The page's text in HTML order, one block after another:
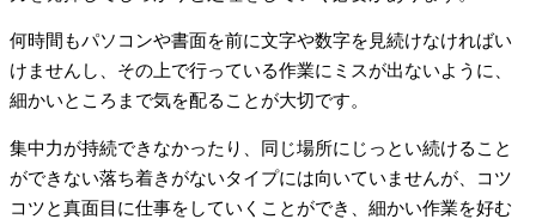
何時間もパソコンや書面を前に文字や数字を見続けなければい
けませんし、その上で行っている作業にミスが出ないように、
細かいところまで気を配ることが大切です。
集中力が持続できなかったり、同じ場所にじっとい続けること
ができない落ち着きがないタイプには向いていませんが、コツ
コツと真面目に仕事をしていくことができ、細かい作業を好む